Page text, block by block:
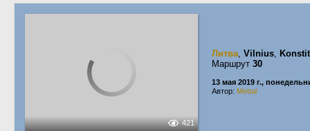
421
Литва, Vilnius,
Маршрут 30
13 мая 2019 г.,
Автор: Mettal